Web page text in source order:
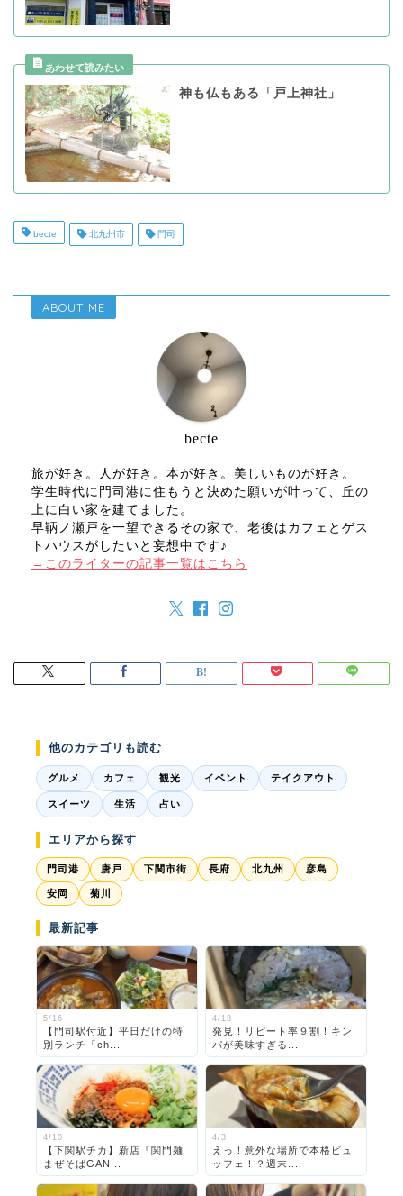
神も仏もある「戸上神社」
becte 北九州市 門司
ABOUT ME
becte
旅が好き。人が好き。本が好き。美しいものが好き。
学生時代に門司港に住もうと決めた願いが叶って、丘の
上に白い家を建てました。
早鞆ノ瀬戸を一望できるその家で、老後はカフェとゲス
トハウスがしたいと妄想中です♪
→このライターの記事一覧はこちら
他のカテゴリも読む
グルメ カフェ 観光 イベント テイクアウト
スイーツ 生活 占い
エリアから探す
門司港 唐戸 下関市街 長府 北九州 彦島
安岡 菊川
最新記事
5/16
【門司駅付近】平日だけの特
別ランチ「ch...
4/13
発見！リピート率９割！キン
パが美味すぎる...
4/10
【下関駅チカ】新店『関門麺
まぜそばGAN...
4/3
えっ！意外な場所で本格ビュ
ッフェ！？週末...